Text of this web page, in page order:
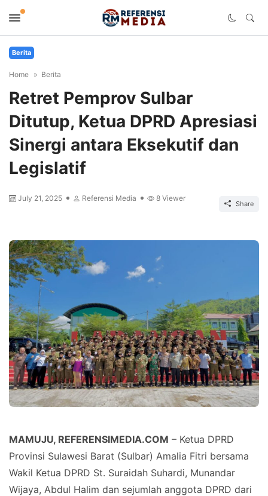
Berita
Home Berita
Retret Pemprov Sulbar
Ditutup, Ketua DPRD Apresiasi
Sinergi antara Eksekutif dan
Legislatif
July 21, 2025 Referensi Media 8 Viewer
Share
MAMUJU, REFERENSIMEDIA.COM – Ketua DPRD
Provinsi Sulawesi Barat (Sulbar) Amalia Fitri bersama
Wakil Ketua DPRD St. Suraidah Suhardi, Munandar
Wijaya, Abdul Halim dan sejumlah anggota DPRD dari